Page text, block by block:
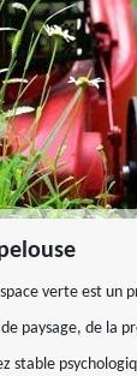
verte est un
paysage, de la
stable